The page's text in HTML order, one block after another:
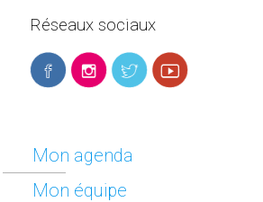
Réseaux sociaux
Mon agenda
Mon équipe